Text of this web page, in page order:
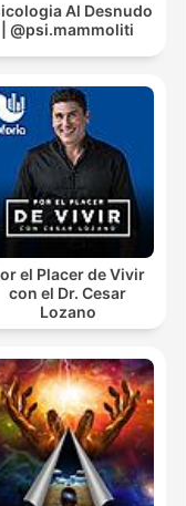
Al Desnudo
| @psi.mammoliti
el Placer de Vivir
con el Dr. Cesar
Lozano